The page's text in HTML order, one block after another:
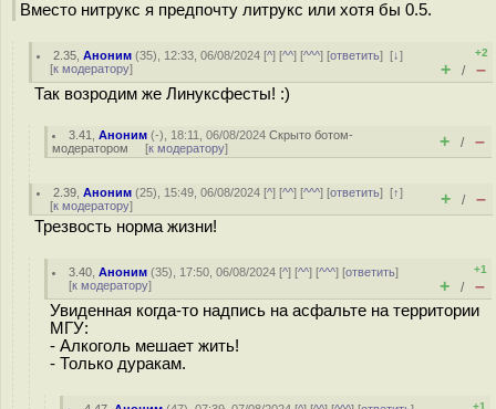
Вместо нитрукс я предпочту литрукс или хотя бы 0.5.
2.35 ,Аноним (35), 12:33, 06/08/2024 [^] [^^] [^^^] [ответить][↓]
[к модератору]
+2
+ / –
Так возродим же Линуксфесты! :)
3.41 ,Аноним (-), 18:11, 06/08/2024Скрыто ботом-
модератором [к модератору] + / –
2.39 ,Аноним (25), 15:49, 06/08/2024 [^] [^^] [^^^] [ответить][↑]
[к модератору] + / –
Трезвость норма жизни!
3.40 ,Аноним (35), 17:50, 06/08/2024 [^] [^^] [^^^] [ответить]
[к модератору]
+1
+ / –
Увиденная когда-то надпись на асфальте на территории
МГУ:
- Алкоголь мешает жить!
- Только дуракам.
+1